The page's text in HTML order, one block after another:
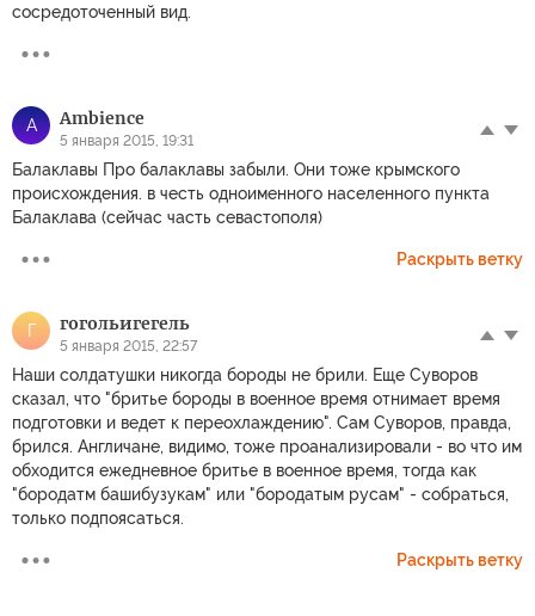
сосредоточенный вид.
A Ambience
5 января 2015, 19:31
Балаклавы Про балаклавы забыли. Они тоже крымского
происхождения. в честь одноименного населенного пункта
Балаклава (сейчас часть севастополя)
Раскрыть ветку
Г гогольигегель
5 января 2015, 22:57
Наши солдатушки никогда бороды не брили. Еще Суворов
сказал, что "бритье бороды в военное время отнимает время
подготовки и ведет к переохлаждению". Сам Суворов, правда,
брился. Англичане, видимо, тоже проанализировали - во что им
обходится ежедневное бритье в военное время, тогда как
"бородатм башибузукам" или "бородатым русам" - собраться,
только подпоясаться.
Раскрыть ветку